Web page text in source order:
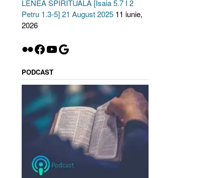
LENEA SPIRITUALĂ [Isaia 5.7 I 2
Petru 1.3-5] 21 August 2025 11 iunie,
2026
Flickr
Facebook
YouTube
Google
PODCAST